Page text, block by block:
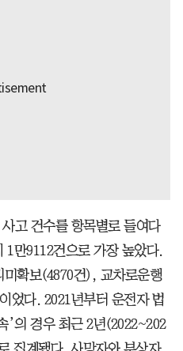
고 건수를 항목별로 들여다
1만9112건으로 가장 높았다.
확보(4870건), 교차로운행
었다. 2021년부터 운전자 법
’의 경우 최근 2년(2022~202